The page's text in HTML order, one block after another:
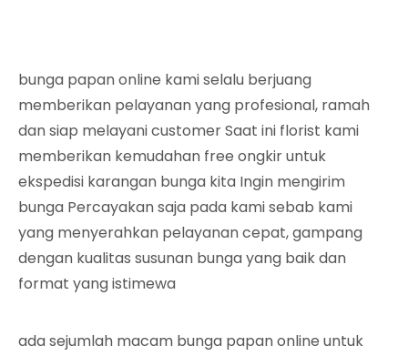
bunga papan online kami selalu berjuang
memberikan pelayanan yang profesional, ramah
dan siap melayani customer Saat ini florist kami
memberikan kemudahan free ongkir untuk
ekspedisi karangan bunga kita Ingin mengirim
bunga Percayakan saja pada kami sebab kami
yang menyerahkan pelayanan cepat, gampang
dengan kualitas susunan bunga yang baik dan
format yang istimewa
ada sejumlah macam bunga papan online untuk